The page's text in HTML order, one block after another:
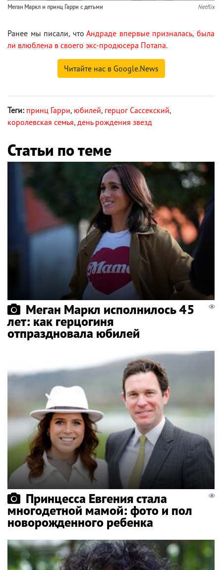
Меган Маркл и принц Гарри с детьми Netflix
Ранее мы писали, чтоАндраде впервые призналась, была
ли влюблена в своего экс-продюсера Потапа.
Читайте нас в Google.News
Теги: принц Гарри, юбилей, герцог Сассекский,
королевская семья, день рождения звезд
Статьи по теме
Меган Маркл исполнилось 45
лет: как герцогиня
отпраздновала юбилей
Принцесса Евгения стала
многодетной мамой: фото и пол
новорожденного ребенка